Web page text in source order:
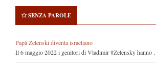
SENZA PAROLE
Papà Zelenski diventa israeliano
Il 6 maggio 2022 i genitori di Vladimir #Zelensky hanno …